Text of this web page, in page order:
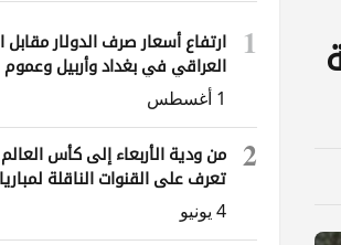
1
ارتفاع أسعار صرف الدولار مقابل
العراقي في بغداد وأربيل وعموم
المحافظات
1 أغسطس
2
تعرف على القنوات الناقلة
العراق
4 يونيو